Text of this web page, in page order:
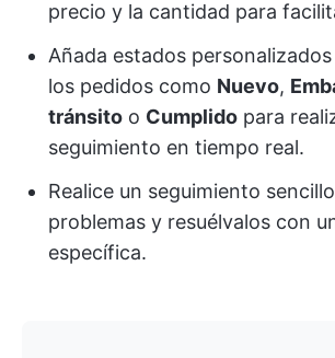
precio y la cantidad para
Añada estados
los pedidos como Nuevo,
tránsito o Cumplido para
seguimiento en tiempo real.
Realice un seguimiento
problemas y resuélvalos con
específica.